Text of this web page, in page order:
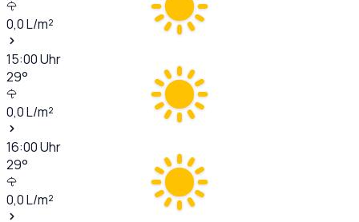
0,0L/m²
15:00Uhr
29°
0,0L/m²
16:00Uhr
29°
0,0L/m²